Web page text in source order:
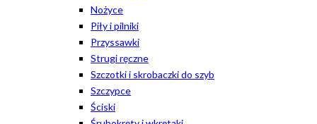
Nożyce
Piły i pilniki
Przyssawki
Strugi ręczne
Szczotki i skrobaczki do szyb
Szczypce
Ściski